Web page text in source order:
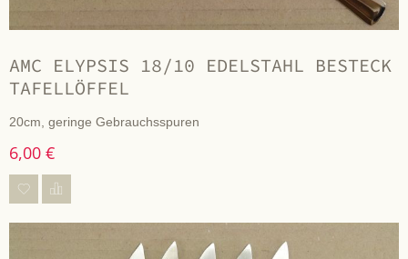
AMC ELYPSIS 18/10 EDELSTAHL BESTECK
TAFELLÖFFEL
20cm, geringe Gebrauchsspuren
6,00 €